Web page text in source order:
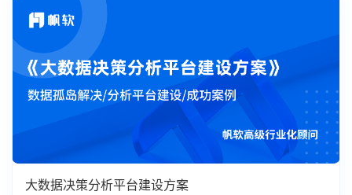
大数据决策分析平台建设方案